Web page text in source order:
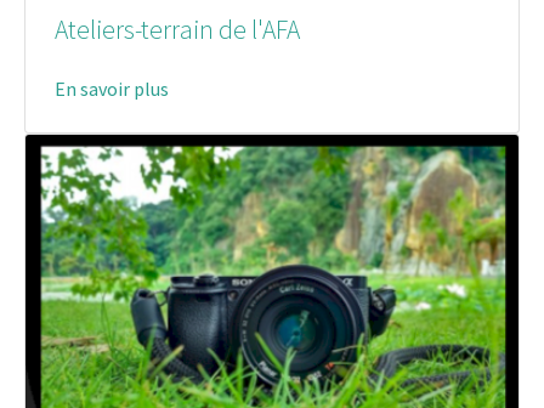
Ateliers-terrain de l'AFA
En savoir plus